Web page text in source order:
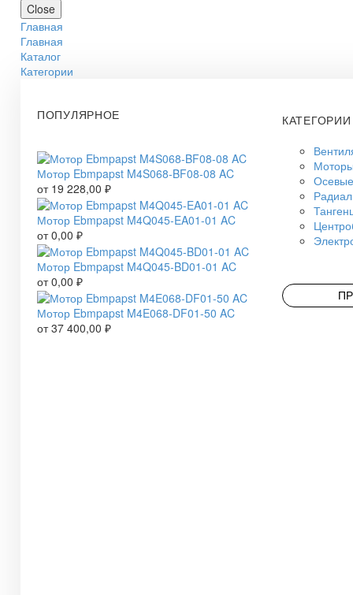
Close
Главная
Главная
Каталог
Категории
ПОПУЛЯРНОЕ
Мотор Ebmpapst M4S068-BF08-08 AC
от 19 228,00 ₽
Мотор Ebmpapst M4Q045-EA01-01 AC
от0,00 ₽
Мотор Ebmpapst M4Q045-BD01-01 AC
от0,00 ₽
Мотор Ebmpapst M4E068-DF01-50 AC
от37 400,00 ₽
КАТЕГОРИИ